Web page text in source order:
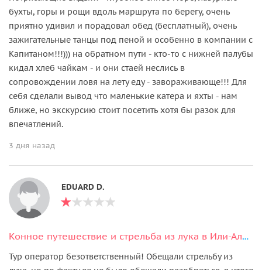
бухты, горы и рощи вдоль маршрута по берегу, очень
приятно удивил и порадовал обед (бесплатный), очень
зажигательные танцы под пеной и особенно в компании с
Капитаном!!!))) на обратном пути - кто-то с нижней палубы
кидал хлеб чайкам - и они стаей неслись в
сопровождении ловя на лету еду - завораживающе!!! Для
себя сделали вывод что маленькие катера и яхты - нам
ближе, но экскурсию стоит посетить хотя бы разок для
впечатлений.
3 дня назад
EDUARD D.
Конное путешествие и стрельба из лука в Или-Алатауских горах
Тур оператор безответственный! Обещали стрельбу из